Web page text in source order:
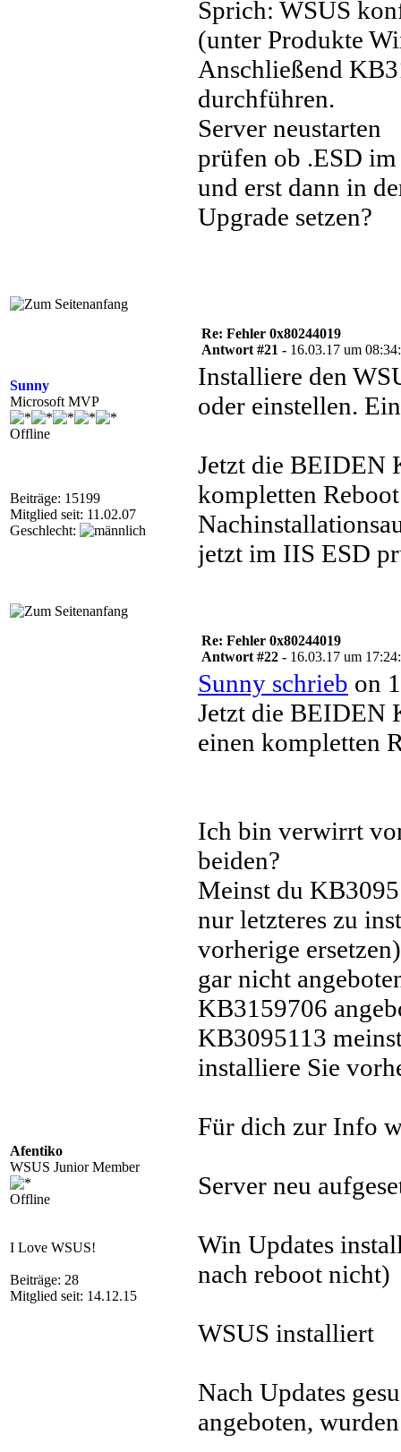
Sprich: WSUS
(unter Produkte
Anschließend
durchführen.
Server neustarten
prüfen ob .ESD
und erst dann in
Upgrade setzen?
Sunny
Microsoft MVP
Offline
Beiträge: 15199
Mitglied seit: 11.02.07
Geschlecht:
Re: Fehler 0x80244019
Antwort #21 - 16.03.17 um
Installiere den
oder einstellen.
Jetzt die BEIDEN
kompletten
jetzt im IIS ESD
Afentiko
WSUS Junior Member
Offline
I Love WSUS!
Beiträge: 28
Mitglied seit: 14.12.15
Re: Fehler 0x80244019
Antwort #22 - 16.03.17 um
Sunny schrieb on
Jetzt die BEIDEN
einen kompletten
Ich bin verwirrt
beiden?
Meinst du
nur letzteres zu
vorherige
gar nicht
KB3159706
KB3095113
installiere Sie
Für dich zur Info
Server neu
Win Updates
nach reboot nicht)
WSUS installiert
Nach Updates
angeboten,